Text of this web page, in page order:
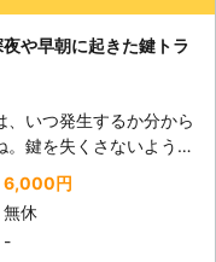
安心してご利用いただく
を開錠することができ
ギ開け技術に絶対の自信
が、プラスアルファの安
す。 【出張費は
ロックでは出張費も無
ご利用いただけます。も
のご説明も、作業前にス
や早朝に起きた鍵トラ
、いつ発生するか分から
。鍵を失くさないように
、小さな気の緩みで鍵を
ったり、車の中に鍵を置
クしたりなどの鍵トラブ
てことも……。もしもそ
6,000円
無休
-